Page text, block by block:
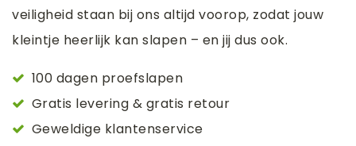
veiligheid staan bij ons altijd voorop, zodat jouw
kleintje heerlijk kan slapen – en jij dus ook.
100 dagen proefslapen
Gratis levering & gratis retour
Geweldige klantenservice